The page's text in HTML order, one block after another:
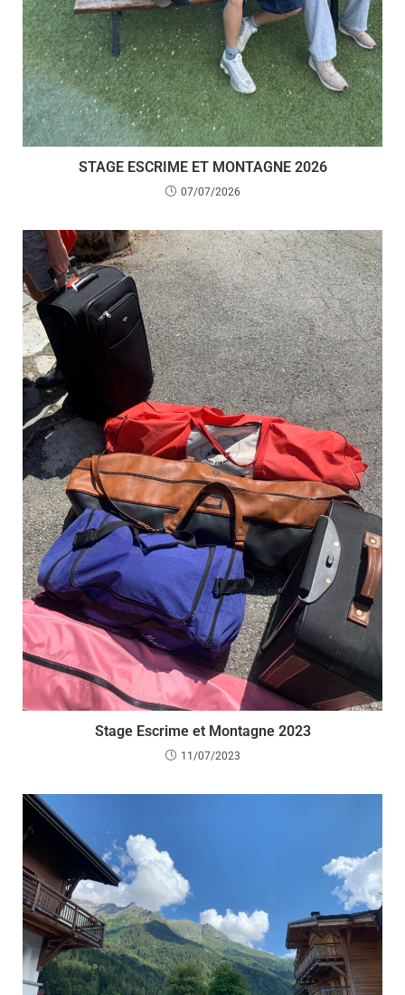
STAGE ESCRIME ET MONTAGNE 2026
07/07/2026
Stage Escrime et Montagne 2023
11/07/2023